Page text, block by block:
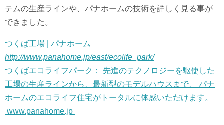
テムの生産ラインや、パナホームの技術を詳しく見る事が
できました。
つくば工場 | パナホーム
http://www.panahome.jp/east/ecolife_park/
つくばエコライフパーク： 先進のテクノロジーを駆使した
工場の生産ラインから、最新型のモデルハウスまで、 パナ
ホームのエコライフ住宅がトータルに体感いただけます。
www.panahome.jp